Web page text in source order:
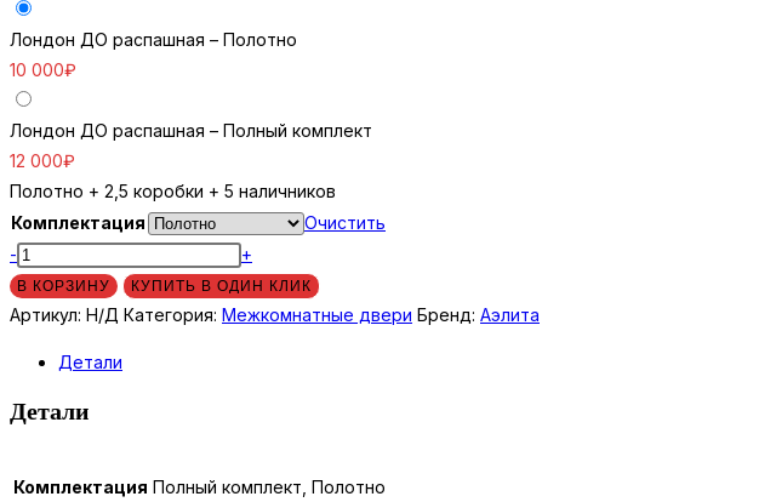
Лондон ДО распашная – Полотно
10 000₽
Лондон ДО распашная – Полный комплект
12 000₽
Полотно + 2,5 коробки + 5 наличников
Комплектация
Очистить
Количество
товара
Лондон
распашная
- +
В КОРЗИНУ КУПИТЬ В ОДИН КЛИК
Артикул: Н/Д Категория: Межкомнатные двери Бренд: Аэлита
Детали
Детали
Комплектация Полный комплект, Полотно